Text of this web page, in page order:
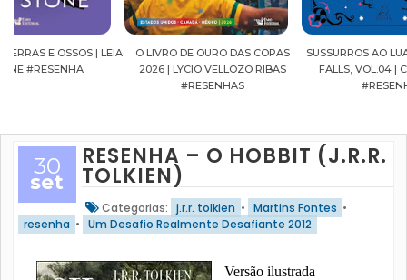
O LIVRO DE OURO DAS COPAS
2026 | LYCIO VELLOZO RIBAS
SUSSURROS AO LUAR | SHADOW
FALLS, VOL.04 | C.C.HUNTER
30
set
RESENHA – O HOBBIT (J.R.R.
TOLKIEN)
Categorias: j.r.r. tolkien • Martins Fontes •
resenha • Um Desafio Realmente Desafiante 2012
Versão ilustrada